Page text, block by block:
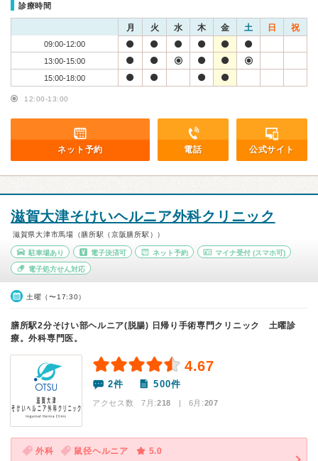
診療時間
月 火 水 木 金 土 日 祝
09:00-12:00
13:00-15:00
15:00-18:00
12:00-13:00
ネット予約 電話 公式サイト
滋賀大津そけいヘルニア外科クリニック
滋賀県大津市馬場（膳所駅（京阪膳所駅））
駐車場あり 電子決済可 ネット予約 マイナ受付 (スマホ可)
電子処方せん対応
土曜（〜17:30）
膳所駅2分そけい部ヘルニア(脱腸) 日帰り手術専門クリニック 土曜診
療。外科専門医。
4.67
2件 500件
アクセス数 7月:218 | 6月:207
外科 鼠径ヘルニア
5.0